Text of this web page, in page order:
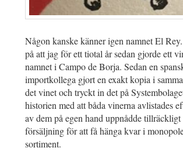
Någon kanske känner igen namnet El
på att jag för ett tiotal år sedan gjorde ett
namnet i Campo de Borja. Sedan en
importkollega gjort en exakt kopia i
det vinet och tryckt in det på
historien med att båda vinerna avlistades
av dem på egen hand uppnådde tillräckligt
försäljning för att få hänga kvar i
sortiment.